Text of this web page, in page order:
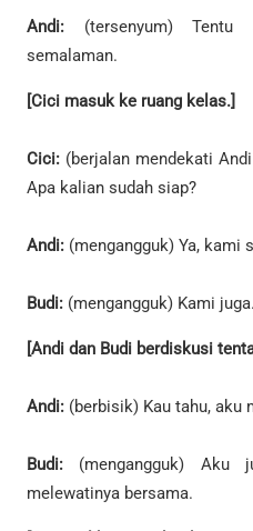
Andi: (tersenyum)
semalaman.
[Cici masuk ke ruang kelas.]
Cici: (berjalan mendekati
Apa kalian sudah siap?
Andi: (mengangguk) Ya, kami
Budi: (mengangguk) Kami juga.
[Andi dan Budi berdiskusi
Andi: (berbisik) Kau tahu, aku
Budi: (mengangguk) Aku
melewatinya bersama.